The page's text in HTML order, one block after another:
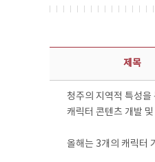
콘텐츠이슈 상세보기 - 제목, 담당부서, 담당자, 담당연락처, 내용, 첨부파일 정보 제공
제목
청주의 지역적 특성을
캐릭터 콘텐츠 개발
올해는 3개의 캐릭터